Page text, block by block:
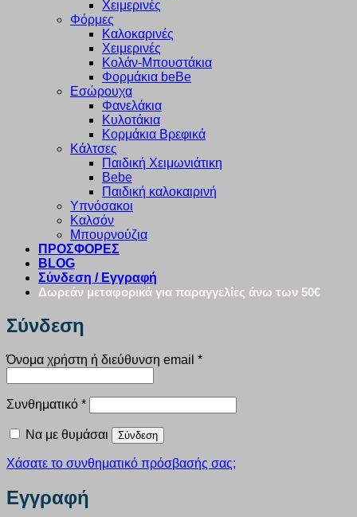
Χειμερινές
Φόρμες
Καλοκαρινές
Χειμερινές
Κολάν-Μπουστάκια
Φορμάκια beBe
Εσώρουχα
Φανελάκια
Κυλοτάκια
Κορμάκια Βρεφικά
Κάλτσες
Παιδική Χειμωνιάτικη
Bebe
Παιδική καλοκαιρινή
Υπνόσακοι
Καλσόν
Μπουρνούζια
ΠΡΟΣΦΟΡΕΣ
BLOG
Σύνδεση / Εγγραφή
Δωρεάν μεταφορικά για παραγγελίες άνω των 50€
Σύνδεση
Όνομα χρήστη ή διεύθυνση email *Απαιτείται
Συνθηματικό *Απαιτείται
Να με θυμάσαι Σύνδεση
Χάσατε το συνθηματικό πρόσβασής σας;
Εγγραφή